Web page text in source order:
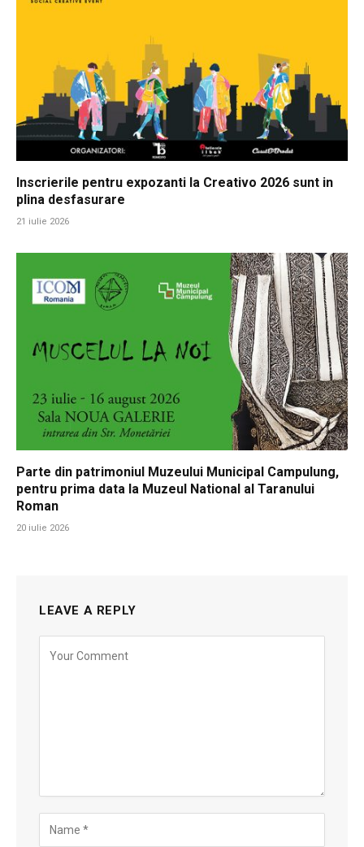
Inscrierile pentru expozanti la Creativo 2026 sunt in
plina desfasurare
21 iulie 2026
Parte din patrimoniul Muzeului Municipal Campulung,
pentru prima data la Muzeul National al Taranului
Roman
20 iulie 2026
LEAVE A REPLY